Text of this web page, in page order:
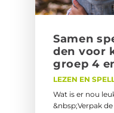
Samen
den voor
groep 4
LEZEN EN
Wat is er nou
&nbsp;Verpak